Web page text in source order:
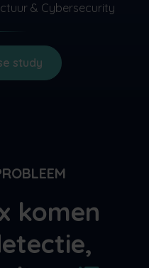
& Cybersecurity
study
komen